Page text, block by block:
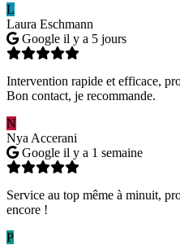
L
Laura Eschmann
Google il y a 5 jours
Intervention rapide et efficace,
Bon contact, je recommande.
N
Nya Accerani
Google il y a 1 semaine
Service au top même à minuit,
encore !
P